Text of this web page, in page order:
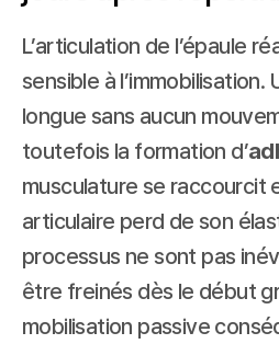
L’articulation de l’épaule
sensible à
longue sans aucun
toutefois la formation d’
musculature se raccourcit
articulaire perd de son
processus ne sont pas
être freinés dès le début
mobilisation passive